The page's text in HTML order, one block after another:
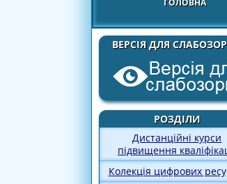
ГОЛОВНА
ВЕРСІЯ ДЛЯ
РОЗДІЛИ
Дистанційні курси
підвищення
Колекція цифрових